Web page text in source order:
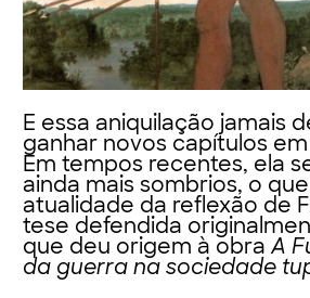
E essa aniquilação jamais
ganhar novos capítulos
Em tempos recentes, ela
ainda mais sombrios, o
atualidade da reflexão de
tese defendida
que deu origem à obraA
da guerra na sociedade